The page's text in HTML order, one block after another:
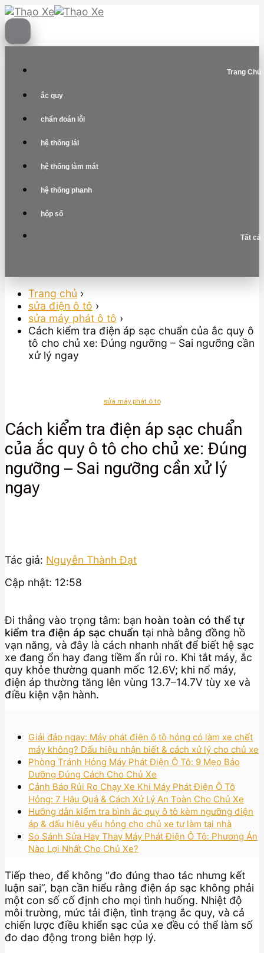
Skip
to
content
Trang Chủ
ắc quy
chẩn đoán lỗi
hệ thống lái
hệ thống làm mát
hệ thống phanh
hộp số
Tất cả
Trang chủ ›
sửa điện ô tô ›
sửa máy phát ô tô ›
Cách kiểm tra điện áp sạc chuẩn của ắc quy ô
tô cho chủ xe: Đúng ngưỡng – Sai ngưỡng cần
xử lý ngay
sửa máy phát ô tô
Cách kiểm tra điện áp sạc chuẩn
của ắc quy ô tô cho chủ xe: Đúng
ngưỡng – Sai ngưỡng cần xử lý
ngay
Tác giả: Nguyễn Thành Đạt
Cập nhật: 12:58
Đi thẳng vào trọng tâm: bạn hoàn toàn có thể tự
kiểm tra điện áp sạc chuẩn tại nhà bằng đồng hồ
vạn năng, và đây là cách nhanh nhất để biết hệ sạc
xe đang ổn hay đang tiềm ẩn rủi ro. Khi tắt máy, ắc
quy khỏe thường quanh mốc 12.6V; khi nổ máy,
điện áp thường tăng lên vùng 13.7–14.7V tùy xe và
điều kiện vận hành.
Giải đáp ngay: Máy phát điện ô tô hỏng có làm xe chết
máy không? Dấu hiệu nhận biết & cách xử lý cho chủ xe
Phòng Tránh Hỏng Máy Phát Điện Ô Tô: 9 Mẹo Bảo
Dưỡng Đúng Cách Cho Chủ Xe
Cảnh Báo Rủi Ro Chạy Xe Khi Máy Phát Điện Ô Tô
Hỏng: 7 Hậu Quả & Cách Xử Lý An Toàn Cho Chủ Xe
Hướng dẫn kiểm tra bình ắc quy ô tô kèm ngưỡng điện
áp & dấu hiệu yếu hỏng cho chủ xe tự làm tại nhà
So Sánh Sửa Hay Thay Máy Phát Điện Ô Tô: Phương Án
Nào Lợi Nhất Cho Chủ Xe?
Tiếp theo, để không “đo đúng thao tác nhưng kết
luận sai”, bạn cần hiểu rằng điện áp sạc không phải
một con số cố định cho mọi tình huống. Nhiệt độ
môi trường, mức tải điện, tình trạng ắc quy, và cả
chiến lược điều khiển sạc của xe đều có thể làm số
đo dao động trong biên hợp lý.